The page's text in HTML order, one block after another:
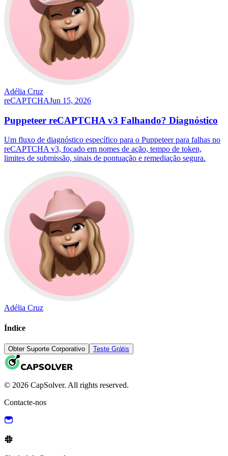
Adélia Cruz
reCAPTCHAJun 15, 2026
Puppeteer reCAPTCHA v3 Falhando? Diagnóstico
Um fluxo de diagnóstico específico para o Puppeteer para falhas no
reCAPTCHA v3, focado em nomes de ação, tempo de token,
limites de submissão, sinais de pontuação e remediação segura.
Adélia Cruz
Índice
Obter Suporte Corporativo Teste Grátis
© 2026 CapSolver. All rights reserved.
Contacte-nos